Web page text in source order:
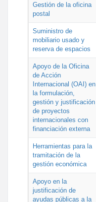
Gestión de la oficina
postal
Suministro de
mobiliario usado y
reserva de espacios
Apoyo de la Oficina
de Acción
Internacional (OAI) en
la formulación,
gestión y justificación
de proyectos
internacionales con
financiación externa
Herramientas para la
tramitación de la
gestión económica
Apoyo en la
justificación de
ayudas públicas a la